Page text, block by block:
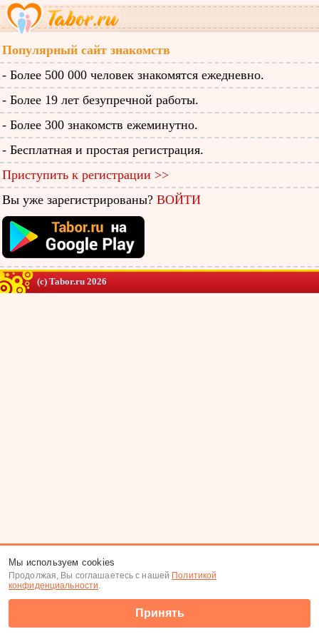
Популярный сайт знакомств
- Более 500 000 человек знакомятся ежедневно.
- Более 19 лет безупречной работы.
- Более 300 знакомств ежеминутно.
- Бесплатная и простая регистрация.
Приступить к регистрации >>
Вы уже зарегистрированы? ВОЙТИ
(c) Tabor.ru 2026
Мы используем cookies
Продолжая, Вы соглашаетесь с нашей Политикой
конфиденциальности.
Принять